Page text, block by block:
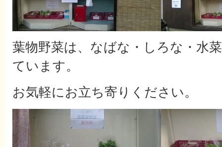
葉物野菜は、なばな・しろな・水
ています。
お気軽にお立ち寄りください。